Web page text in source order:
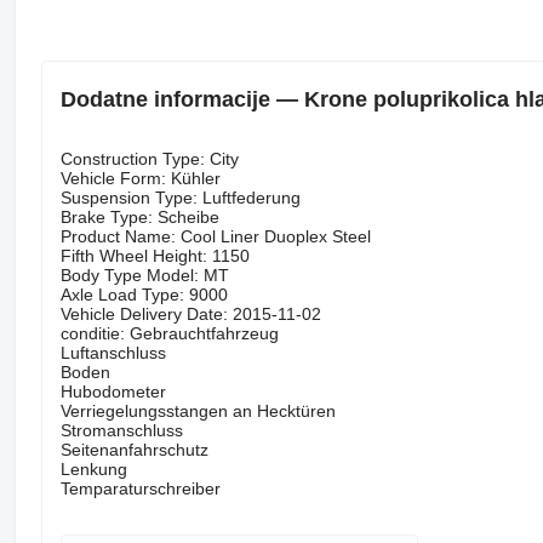
Dodatne informacije — Krone poluprikolica
Construction Type: City
Vehicle Form: Kühler
Suspension Type: Luftfederung
Brake Type: Scheibe
Product Name: Cool Liner Duoplex Steel
Fifth Wheel Height: 1150
Body Type Model: MT
Axle Load Type: 9000
Vehicle Delivery Date: 2015-11-02
conditie: Gebrauchtfahrzeug
Luftanschluss
Boden
Hubodometer
Verriegelungsstangen an Hecktüren
Stromanschluss
Seitenanfahrschutz
Lenkung
Temparaturschreiber